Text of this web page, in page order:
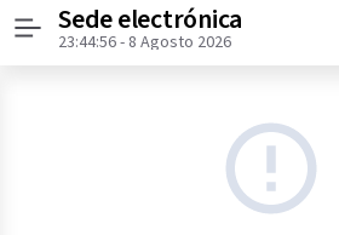
Menú
Sede electrónica
23:44:56- 8 Agosto 2026